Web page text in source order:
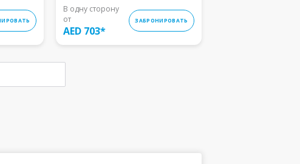
В одну сторону
от
AED 703*
ЗАБРОНИРОВАТЬ